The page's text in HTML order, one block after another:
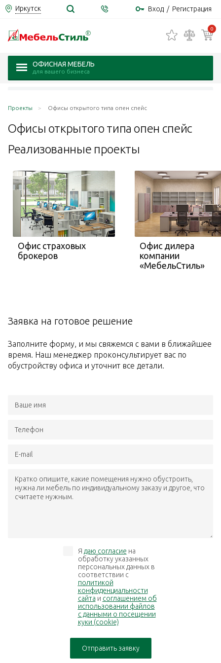
Иркутск Вход / Регистрация
0
ОФИСНАЯ МЕБЕЛЬ
для вашего бизнеса
Проекты Офисы открытого типа опен спейс
Офисы открытого типа опен спейс
Реализованные проекты
Офис страховых
брокеров
Офис дилера
компании
«МебельСтиль»
Заявка на готовое решение
Заполните форму, и мы свяжемся с вами в ближайшее
время. Наш менеджер проконсультирует вас по
обустройству офиса и уточнит все детали.
Ваше имя
Телефон
E-mail
Кратко опишите, какие помещения нужно обустроить,
нужна ли мебель по индивидуальному заказу и другое, что
считаете нужным.
Я даю согласие на
обработку указанных
персональных данных в
соответствии с
политикой
конфиденциальности
сайта и соглашением об
использовании файлов
с данными о посещении
куки (cookie)